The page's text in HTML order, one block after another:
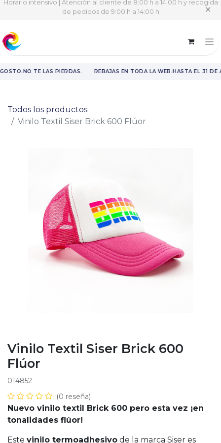
Horario intensivo | Atención al cliente de 8:00 h a 14:00 h y recogida
de pedidos de 9:00 h a 14:00 h ✕
·NO TE LAS PIERDAS· REBAJAS EN TODA LA WEB·HASTA EL 31 DE
Todos los productos
Vinilo Textil Siser Brick 600 Flúor
Vinilo Textil Siser Brick 600
Flúor
014852
(0 reseña)
Nuevo vinilo textil Brick 600 pero esta vez ¡en
tonalidades flúor!
Este vinilo termoadhesivo de la marca Siser es